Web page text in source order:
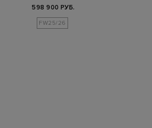
598 900 РУБ.
FW25/26